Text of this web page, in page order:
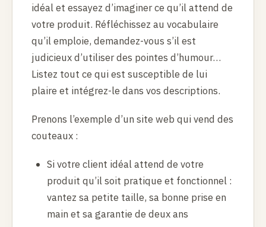
idéal et essayez d’imaginer ce qu’il attend de
votre produit. Réfléchissez au vocabulaire
qu’il emploie, demandez-vous s’il est
judicieux d’utiliser des pointes d’humour…
Listez tout ce qui est susceptible de lui
plaire et intégrez-le dans vos descriptions.
Prenons l’exemple d’un site web qui vend des
couteaux :
Si votre client idéal attend de votre
produit qu’il soit pratique et fonctionnel :
vantez sa petite taille, sa bonne prise en
main et sa garantie de deux ans